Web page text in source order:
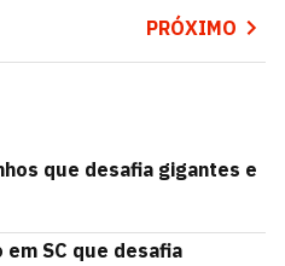
PRÓXIMO
que desafia gigantes e
SC que desafia